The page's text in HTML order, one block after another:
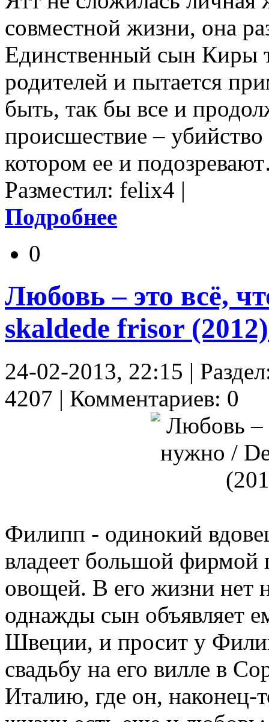
совместной жизни, она
Единственный сын Киры
родителей и пытается
быть, так бы все и
происшествие –
котором ее и
Разместил: felix4 |
Подробнее
0
Любовь – это всё,
skaldede frisor
24-02-2013, 22:15 |
4207 | Комментариев: 0
Филипп - одинокий
владеет большой
овощей. В его жизни нет
однажды сын объявляет
Швеции, и просит у
свадьбу на его вилле в
Италию, где он, наконец-